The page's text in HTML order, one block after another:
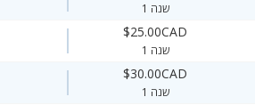
1 שנה
$25.00CAD
1 שנה
$30.00CAD
1 שנה